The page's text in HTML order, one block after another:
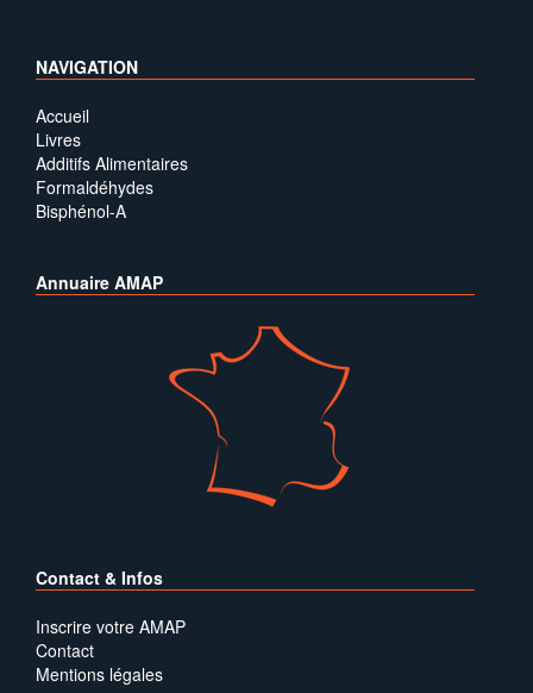
NAVIGATION
Accueil
Livres
Additifs Alimentaires
Formaldéhydes
Bisphénol-A
Annuaire AMAP
Contact & Infos
Inscrire votre AMAP
Contact
Mentions légales